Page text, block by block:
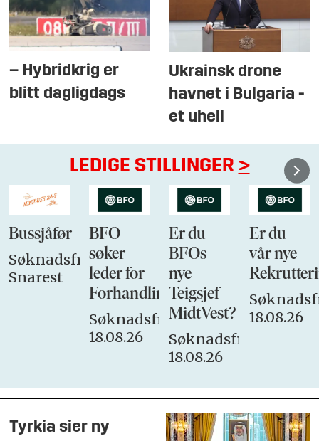
– Hybridkrig er
blitt dagligdags
Ukrainsk drone
havnet i Bulgaria -
et uhell
LEDIGE STILLINGER >
Bussjåfør
Søknadsfrist:
Snarest
BFO
søker
leder for
Forhandlingsutvalget
Søknadsfrist:
18.08.26
Er du
BFOs
nye
Teigsjef
MidtVest?
Søknadsfrist:
18.08.26
Er du
vår nye
18.08.26
Tyrkia sier ny